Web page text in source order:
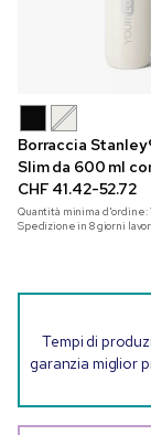
Borraccia
Slim da 600 ml
laser
CHF 41.42-52.72
Quantità minima d'ordine:1
Spedizione in 8 giorni
Tempi di
garanzia miglior